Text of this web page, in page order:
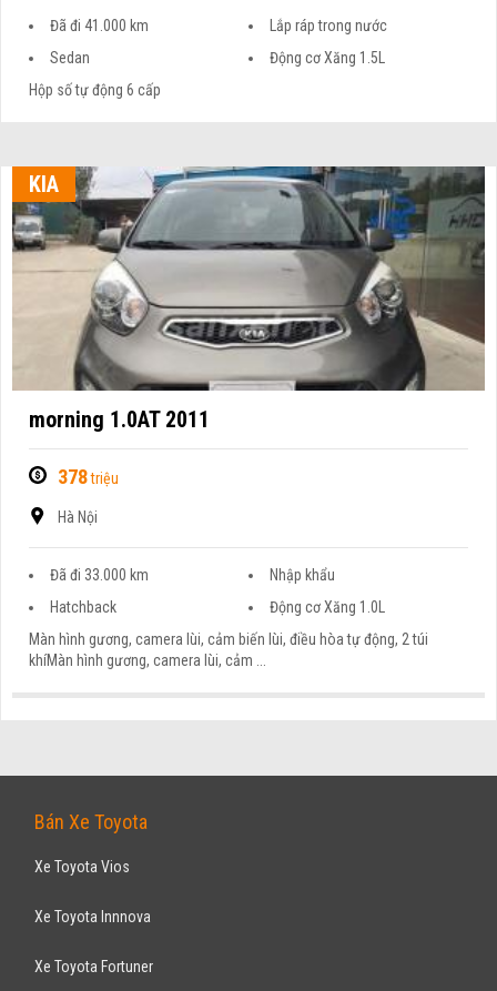
Đã đi 41.000 km
Lắp ráp trong nước
Sedan
Động cơ Xăng 1.5L
Hộp số tự động 6 cấp
KIA
morning 1.0AT 2011
378triệu
Hà Nội
Đã đi 33.000 km
Nhập khẩu
Hatchback
Động cơ Xăng 1.0L
Màn hình gương, camera lùi, cảm biến lùi, điều hòa tự động, 2 túi
khíMàn hình gương, camera lùi, cảm ...
MERCEDES-BENZ